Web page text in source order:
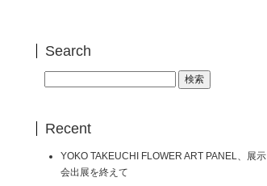
Search
Recent
YOKO TAKEUCHI FLOWER ART PANEL、展示
会出展を終えて